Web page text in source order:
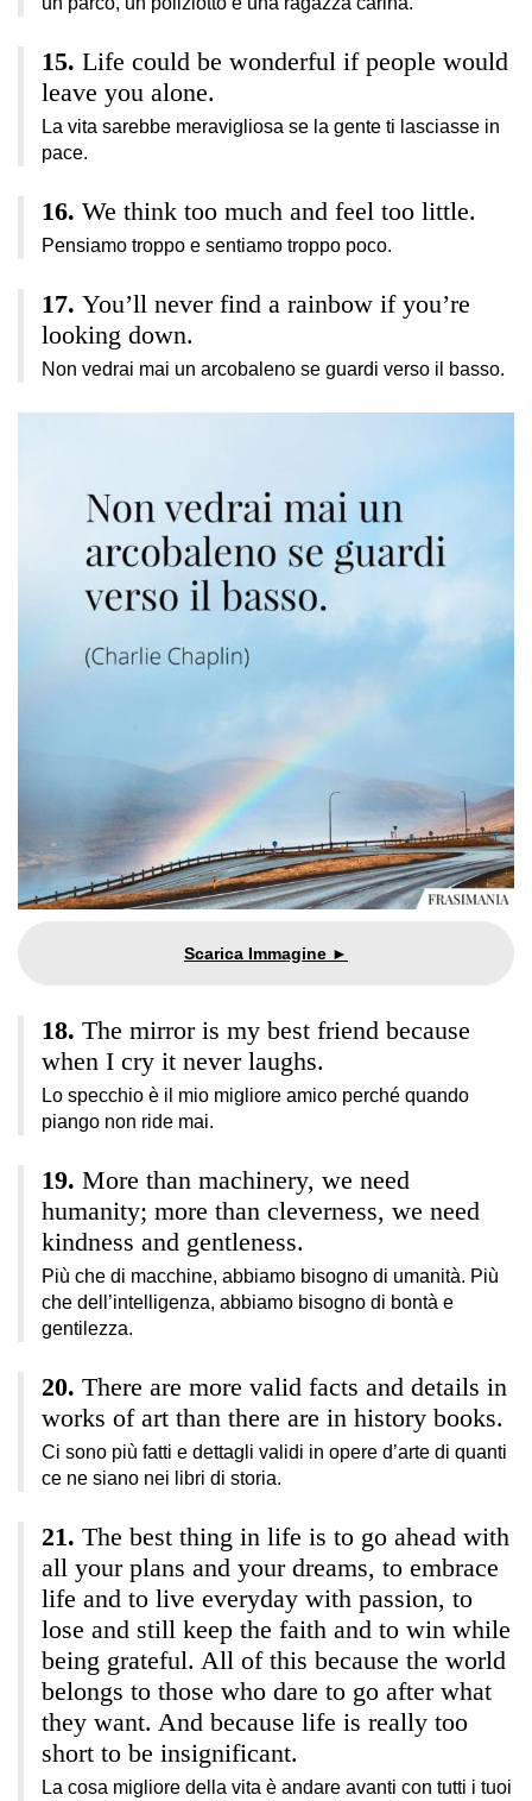
Life could be wonderful if people would
leave you alone.
La vita sarebbe meravigliosa se la gente ti lasciasse in
pace.
We think too much and feel too little.
Pensiamo troppo e sentiamo troppo poco.
You’ll never find a rainbow if you’re
looking down.
Non vedrai mai un arcobaleno se guardi verso il basso.
The mirror is my best friend because
when I cry it never laughs.
Lo specchio è il mio migliore amico perché quando
piango non ride mai.
More than machinery, we need
humanity; more than cleverness, we need
kindness and gentleness.
Più che di macchine, abbiamo bisogno di umanità. Più
che dell’intelligenza, abbiamo bisogno di bontà e
gentilezza.
There are more valid facts and details in
works of art than there are in history books.
Ci sono più fatti e dettagli validi in opere d’arte di quanti
ce ne siano nei libri di storia.
The best thing in life is to go ahead with
all your plans and your dreams, to embrace
life and to live everyday with passion, to
lose and still keep the faith and to win while
being grateful. All of this because the world
belongs to those who dare to go after what
they want. And because life is really too
short to be insignificant.
La cosa migliore della vita è andare avanti con tutti i tuoi